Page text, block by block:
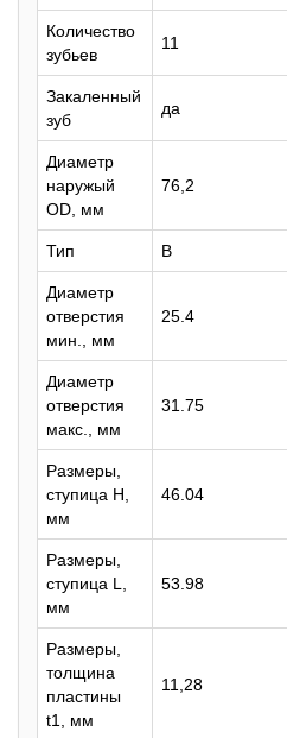
Количество
зубьев
11
Закаленный
зуб
да
Диаметр
наружый
OD, мм
76,2
Тип B
Диаметр
отверстия
мин., мм
25.4
Диаметр
отверстия
макс., мм
31.75
Размеры,
ступица H,
мм
46.04
Размеры,
ступица L,
мм
53.98
Размеры,
толщина
пластины
t1, мм
11,28